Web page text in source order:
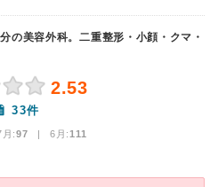
の美容外科。二重整形・小顔・クマ・
2.53
33件
:97 | 6月:111